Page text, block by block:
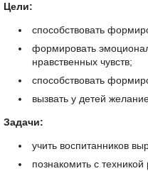
Цели:
способствовать
формировать
нравственных чувств;
способствовать
вызвать у детей
Задачи:
учить воспитанников
познакомить с